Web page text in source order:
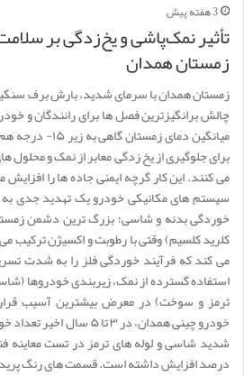
3 هفته پیش
تأثیر نمک‌پاشی و یخ‌زدگی بر
زمستان همدان
زمستان همدان با سرمای شدید، بارش برف
چالش برانگیزترین فصل ها برای رانندگان و
میانگین دمای
برای جلوگیری از یخ زدگی معابر از نمک و محلول
می کنند. این کار گرچه ایمنی جاده ها را
خوردگی بدنه و شاسی؛ بزرگ ترین دشمن
کلرید کلسیم) وقتی با رطوبت و اکسیژن ترکیب
می کند که فرآیند خوردگی فلز را به شدت
استفاده گسترده از نمک، زیربندی خودروها
ترمز و سوخت) در معرض بیشترین آسیب قرار
خودرو چینی همدان، در ۳ تا
درصد افزایش داشته است. قسمت های رنگ